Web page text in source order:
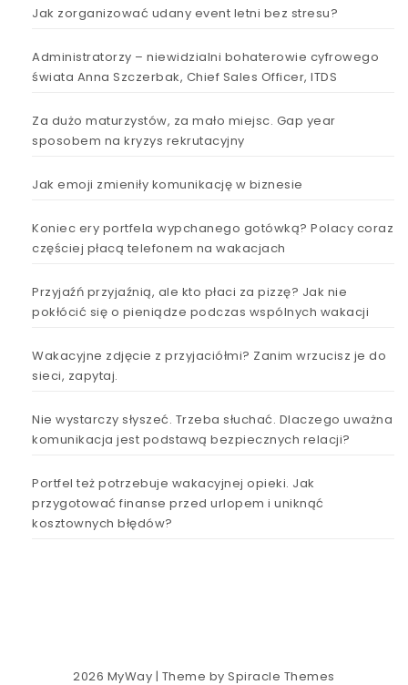
Jak zorganizować udany event letni bez stresu?
Administratorzy – niewidzialni bohaterowie cyfrowego
świata Anna Szczerbak, Chief Sales Officer, ITDS
Za dużo maturzystów, za mało miejsc. Gap year
sposobem na kryzys rekrutacyjny
Jak emoji zmieniły komunikację w biznesie
Koniec ery portfela wypchanego gotówką? Polacy coraz
częściej płacą telefonem na wakacjach
Przyjaźń przyjaźnią, ale kto płaci za pizzę? Jak nie
pokłócić się o pieniądze podczas wspólnych wakacji
Wakacyjne zdjęcie z przyjaciółmi? Zanim wrzucisz je do
sieci, zapytaj.
Nie wystarczy słyszeć. Trzeba słuchać. Dlaczego uważna
komunikacja jest podstawą bezpiecznych relacji?
Portfel też potrzebuje wakacyjnej opieki. Jak
przygotować finanse przed urlopem i uniknąć
kosztownych błędów?
2026 MyWay | Theme bySpiracle Themes